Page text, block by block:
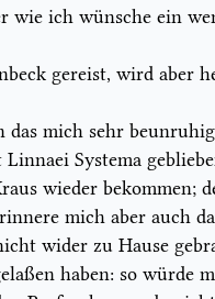
wie ich wünsche ein
gereist, wird aber
das mich sehr
Linnaei Systema
wieder bekommen;
mich aber auch
wider zu Hause
haben: so würde